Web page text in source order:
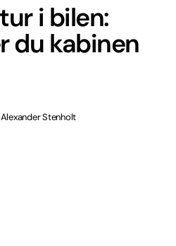
i bilen:
du kabinen
Stenholt